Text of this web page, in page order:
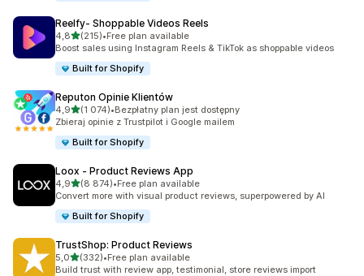
Reelfy‑ Shoppable Videos Reels
4,8na 5 gwiazdek
(215)
Łączna liczba recenzji: 215
•Free plan available
Boost sales using Instagram Reels & TikTok as shoppable videos
Built for Shopify
Reputon Opinie Klientów
4,9na 5 gwiazdek
(1 074)
Łączna liczba recenzji: 1074
•Bezpłatny plan jest dostępny
Zbieraj opinie z Trustpilot i Google mailem
Built for Shopify
Loox ‑ Product Reviews App
4,9na 5 gwiazdek
(8 874)
Łączna liczba recenzji: 8874
•Free plan available
Convert more with visual product reviews, superpowered by AI
Built for Shopify
TrustShop: Product Reviews
5,0na 5 gwiazdek
(332)
Łączna liczba recenzji: 332
•Free plan available
Build trust with review app, testimonial, store reviews import